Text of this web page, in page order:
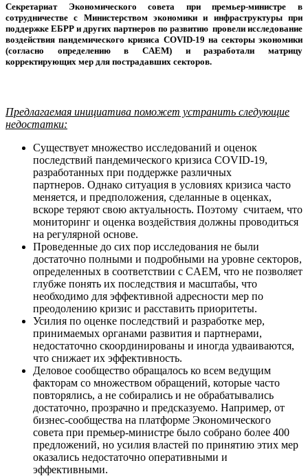
Секретариат Экономического совета при премьер-министре в
сотрудничестве с Министерством экономики и инфраструктуры при
поддержке ЕБРР и других партнеров по развитию провели исследование
воздействия пандемического кризиса COVID-19 на секторы экономики
(согласно определению в CAEM) и разработали матрицу
корректирующих мер для пострадавших секторов.
Предлагаемая инициатива поможет устранить следующие
недостатки:
Существует множество исследований и оценок
последствий пандемического кризиса COVID-19,
разработанных при поддержке различных
партнеров. Однако ситуация в условиях кризиса часто
меняется, и предположения, сделанные в оценках,
вскоре теряют свою актуальность. Поэтому считаем, что
мониторинг и оценка воздействия должны проводиться
на регулярной основе.
Проведенные до сих пор исследования не были
достаточно полными и подробными на уровне секторов,
определенных в соответствии с CAEM, что не позволяет
глубже понять их последствия и масштабы, что
необходимо для эффективной адресности мер по
преодолению кризис и расставить приоритеты.
Усилия по оценке последствий и разработке мер,
принимаемых органами развития и партнерами,
недостаточно скоординированы и иногда удваиваются,
что снижает их эффективность.
Деловое сообщество обращалось ко всем ведущим
факторам со множеством обращений, которые часто
повторялись, а не собирались и не обрабатывались
достаточно, прозрачно и предсказуемо. Например, от
бизнес-сообщества на платформе Экономического
совета при премьер-министре было собрано более 400
предложений, но усилия властей по принятию этих мер
оказались недостаточно оперативными и
эффективными.